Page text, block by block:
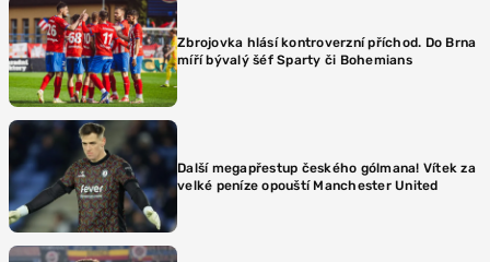
Zbrojovka hlásí kontroverzní příchod. Do Brna
míří bývalý šéf Sparty či Bohemians
Další megapřestup českého gólmana! Vítek za
velké peníze opouští Manchester United